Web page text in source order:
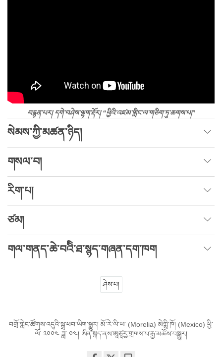
བརྙན་པར། དགེ་བཤེས་ལྷག་རྡོར། “ཕྱིའི་འཛམ་གླིང་ལ་གཅིག་ཏུ་ཆགས་པ།”
སེམས་ཀྱི་མཚན་ཉིད།
གསལ་བ།
རིག་པ།
ཙམ།
གལ་གནད་ཆེ་བའིི་ཐ་སྙད་གཞན་དག་ཁག
ཤེས་པ།
བགྲོ་གླེང་ཚོགས་འདུའི་སྒྲ་ཕབ་ཡིག་སྒྱུར། མོ་རེ་ལི་ཡ་ (Morelia) མེཀྶི་ཁོ། (Mexico) ཕྱི་
ལོ་ ༢༠༠༤ ཟླ་ ༠༤། ཨིན་སྐད་ནས་ཨཱཙཱརྱ་གྲགས་པ་རྒྱ་མཚོས་བསྒྱུར།